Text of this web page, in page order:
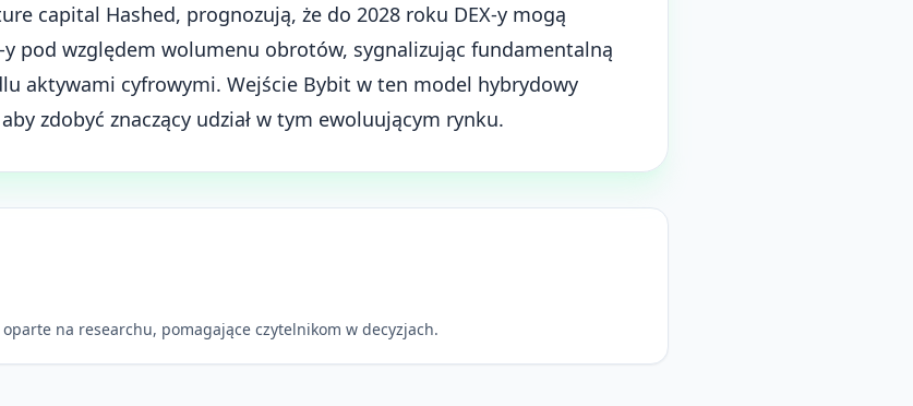
capital Hashed, prognozują, że do 2028 roku DEX-y mogą
y pod względem wolumenu obrotów, sygnalizując fundamentalną
aktywami cyfrowymi. Wejście Bybit w ten model hybrydowy
zdobyć znaczący udział w tym ewoluującym rynku.
na researchu, pomagające czytelnikom w decyzjach.